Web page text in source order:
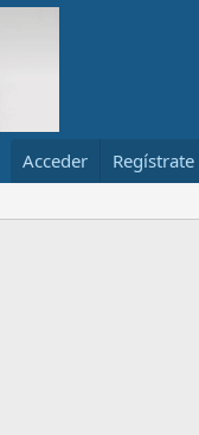
Acceder Regístrate